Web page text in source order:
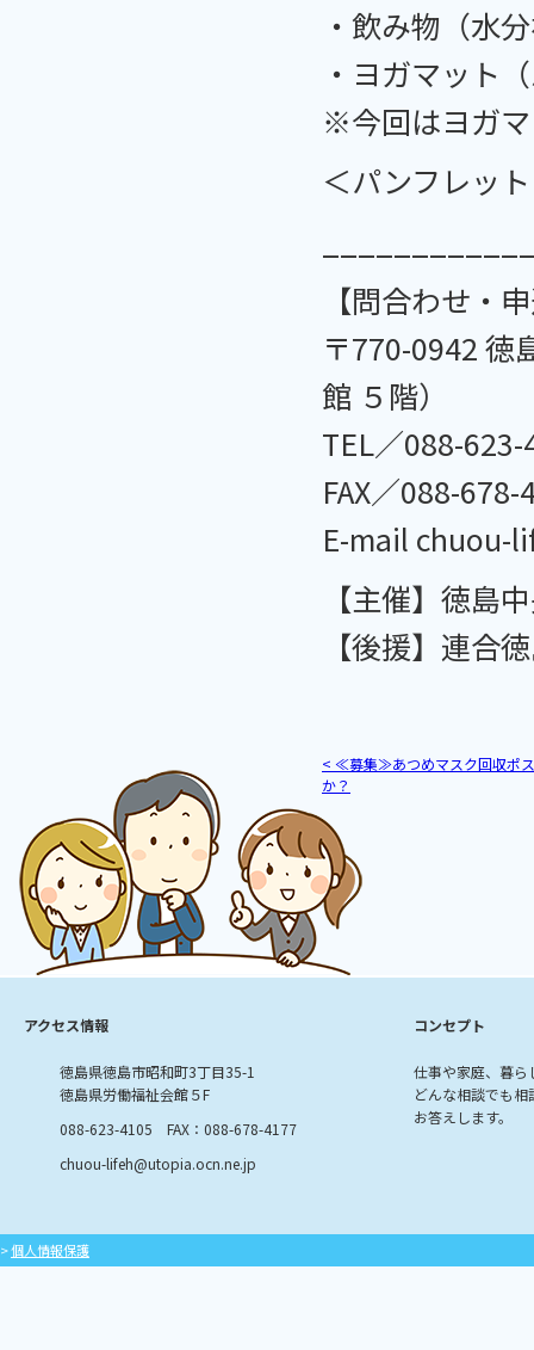
・飲み物（水
・ヨガマット
※今回はヨガ
＜パンフレッ
【問合わせ・
〒770-0942 徳
館 ５階）
TEL／088-
FAX／088-
E-mail chuou-
【主催】徳島
【後援】連合
< ≪募集≫あつめマスク回収ポ
か？
アクセス情報
徳島県徳島市昭和町3丁目35-1
徳島県労働福祉会館５F
088-623-4105 FAX：088-678-4177
chuou-lifeh@utopia.ocn.ne.jp
コンセプト
仕事や家庭、暮ら
どんな相談でも
お答えします。
>個人情報保護